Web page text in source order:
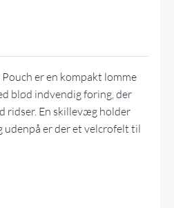
Pouch er en kompakt lomme
blød indvendig foring, der
ridser. En skillevæg holder
udenpå er der et velcrofelt til